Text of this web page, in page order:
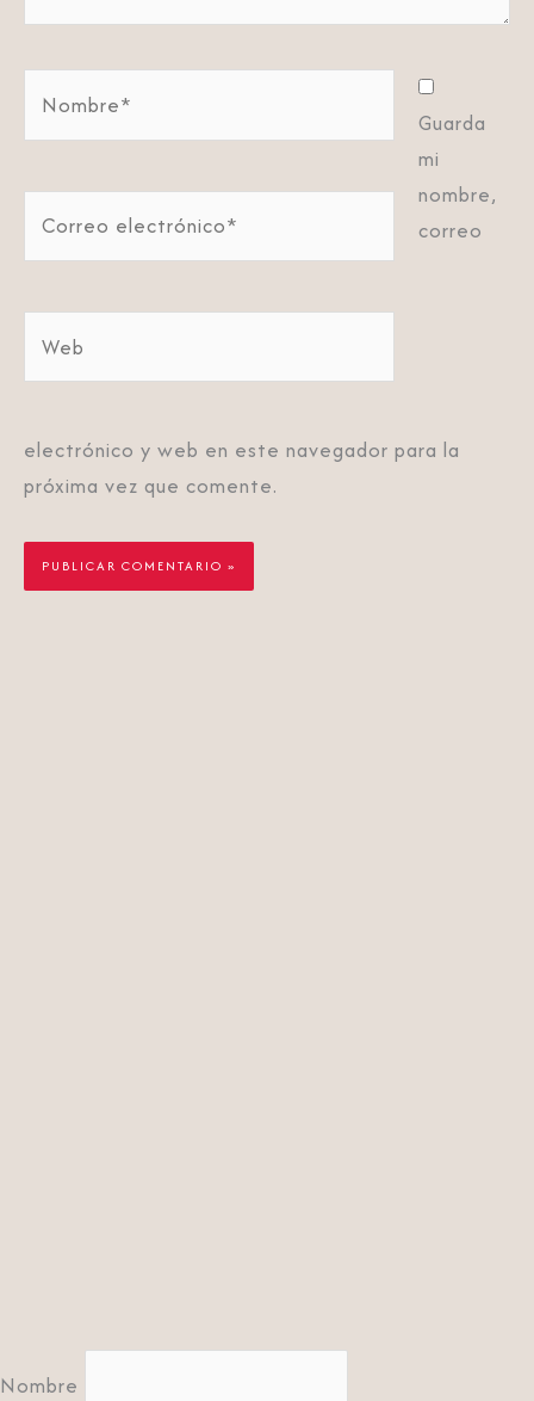
Guarda
mi
nombre,
correo
electrónico y web en este navegador para la
próxima vez que comente.
Nombre